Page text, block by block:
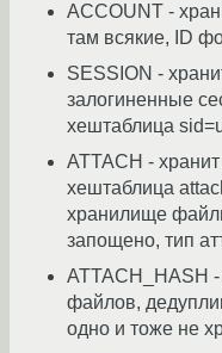
ACCOUNT -
там всякие, ID
SESSION -
залогиненные
хештаблица
ATTACH -
хештаблица
хранилище
запощено, тип
ATTACH_HASH
файлов,
одно и тоже не